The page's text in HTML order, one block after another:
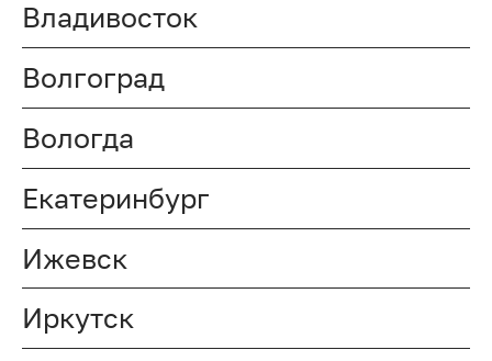
Владивосток
Волгоград
Вологда
Екатеринбург
Ижевск
Иркутск